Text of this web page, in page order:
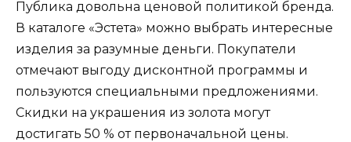
Публика довольна ценовой политикой бренда.
В каталоге «Эстета» можно выбрать интересные
изделия за разумные деньги. Покупатели
отмечают выгоду дисконтной программы и
пользуются специальными предложениями.
Скидки на украшения из золота могут
достигать 50 % от первоначальной цены.